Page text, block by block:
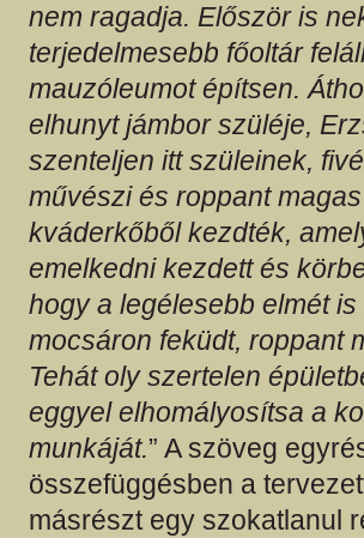
nem ragadja. Először is
terjedelmesebb főoltár
mauzóleumot építsen.
elhunyt jámbor szüléje,
szenteljen itt szüleinek,
művészi és roppant
kváderkőből kezdték,
emelkedni kezdett és
hogy a legélesebb elmét
mocsáron feküdt, roppant
Tehát oly szertelen
eggyel elhomályosítsa a
munkáját.” A szöveg
összefüggésben a
másrészt egy szokatlanul